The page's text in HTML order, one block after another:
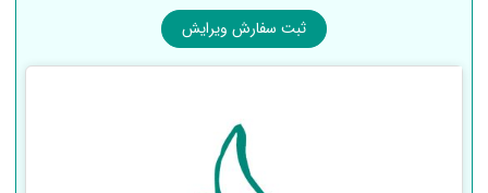
ثبت سفارش ویرایش